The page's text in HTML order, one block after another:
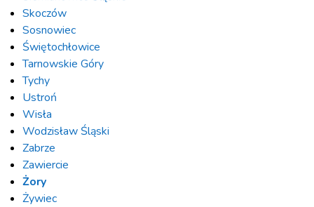
Skoczów
Sosnowiec
Świętochłowice
Tarnowskie Góry
Tychy
Ustroń
Wisła
Wodzisław Śląski
Zabrze
Zawiercie
Żory
Żywiec